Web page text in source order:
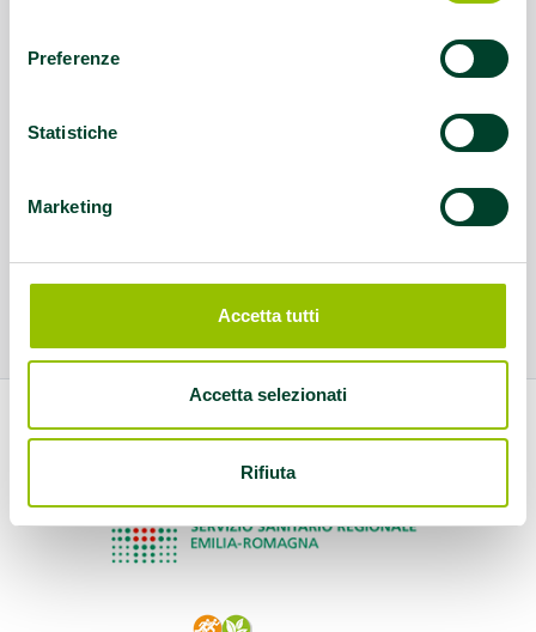
Preferenze
Statistiche
Marketing
Accetta tutti
Accetta selezionati
Rifiuta